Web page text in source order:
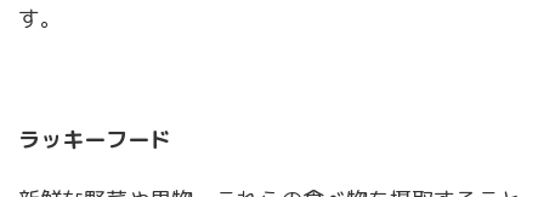
す。
ラッキーフード